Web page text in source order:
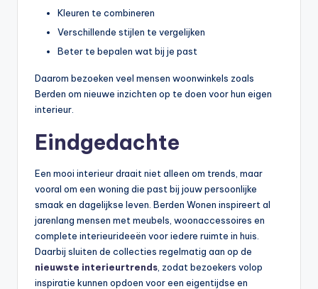
Kleuren te combineren
Verschillende stijlen te vergelijken
Beter te bepalen wat bij je past
Daarom bezoeken veel mensen woonwinkels zoals
Berden om nieuwe inzichten op te doen voor hun eigen
interieur.
Eindgedachte
Een mooi interieur draait niet alleen om trends, maar
vooral om een woning die past bij jouw persoonlijke
smaak en dagelijkse leven. Berden Wonen inspireert al
jarenlang mensen met meubels, woonaccessoires en
complete interieurideeën voor iedere ruimte in huis.
Daarbij sluiten de collecties regelmatig aan op de
nieuwste interieurtrends , zodat bezoekers volop
inspiratie kunnen opdoen voor een eigentijdse en